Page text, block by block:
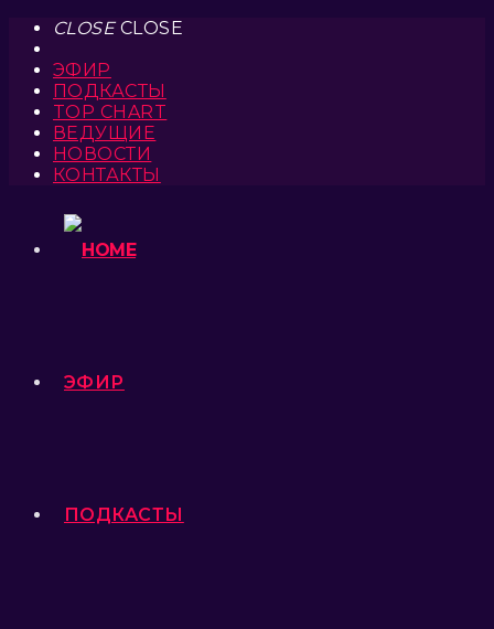
CLOSECLOSE
ЭФИР
ПОДКАСТЫ
TOP CHART
ВЕДУЩИЕ
НОВОСТИ
КОНТАКТЫ
ЭФИР
ПОДКАСТЫ